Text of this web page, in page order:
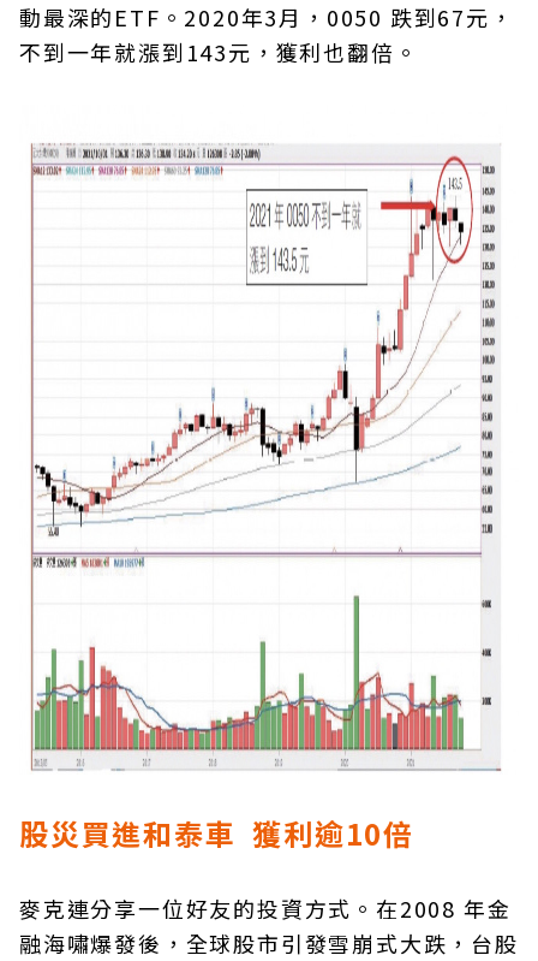
動最深的ETF。2020年3月，0050 跌到67元，
不到一年就漲到143元，獲利也翻倍。
股災買進和泰車 獲利逾10倍
麥克連分享一位好友的投資方式。在2008 年金
融海嘯爆發後，全球股市引發雪崩式大跌，台股